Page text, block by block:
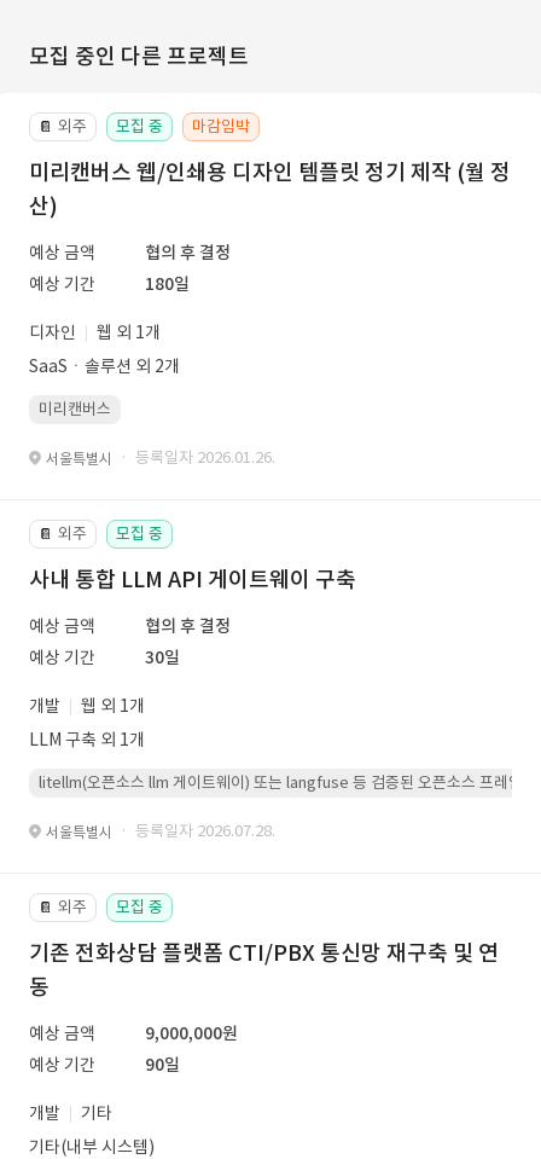
모집 중인 다른 프로젝트
📔 외주 모집 중 마감임박
미리캔버스 웹/인쇄용 디자인 템플릿 정기 제작 (월 정
산)
예상 금액
협의 후 결정
예상 기간
180일
디자인
웹 외 1개
SaaSㆍ솔루션 외 2개
미리캔버스
서울특별시 · 등록일자 2026.01.26.
📔 외주 모집 중
사내 통합 LLM API 게이트웨이 구축
예상 금액
협의 후 결정
예상 기간
30일
개발
웹 외 1개
LLM 구축 외 1개
litellm(오픈소스 llm 게이트웨이) 또는 langfuse 등 검증된 오픈소스 프레임워
서울특별시 · 등록일자 2026.07.28.
📔 외주 모집 중
기존 전화상담 플랫폼 CTI/PBX 통신망 재구축 및 연
동
예상 금액
9,000,000원
예상 기간
90일
개발
기타
기타(내부 시스템)